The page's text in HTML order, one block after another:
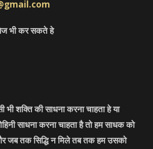
भी कर सकते हे
शक्ति की साधना करना चाहता हे या
साधना करना चाहता है तो हम साधक को
जब तक सिद्धि न मिले तब तक हम उसको